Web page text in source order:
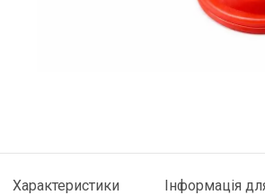
Характеристики Інформація